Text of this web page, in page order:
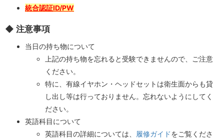
統合認証ID/PW
◆ 注意事項
当日の持ち物について
上記の持ち物を忘れると受験できませんので、ご注意
ください。
特に、有線イヤホン・ヘッドセットは衛生面からも貸
し出し等は行っておりません。忘れないようにしてく
ださい。
英語科目について
英語科目の詳細については、
履修ガイドをご覧くださ